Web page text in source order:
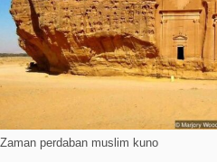
Zaman perdaban muslim kuno